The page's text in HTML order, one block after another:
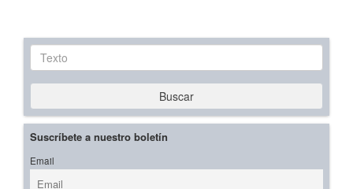
Texto
Buscar
Suscríbete a nuestro boletín
Email